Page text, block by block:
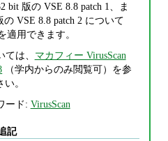
bit 版の VSE 8.8 patch 1、ま
の VSE 8.8 patch 2 について
適用できます。
は、 マカフィー VirusScan
（学内からのみ閲覧可）を参
。
ード: VirusScan
記